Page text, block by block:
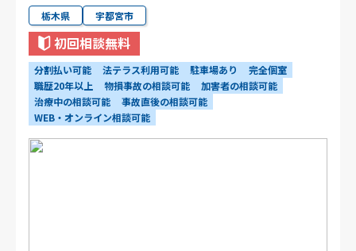
栃木県 宇都宮市
初回相談無料
分割払い可能 法テラス利用可能 駐車場あり
完全個室
職歴20年以上
物損事故の相談可能
加害者の相談可能
治療中の相談可能
事故直後の相談可能
WEB・オンライン相談可能